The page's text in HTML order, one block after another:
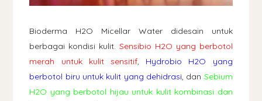
Bioderma H2O Micellar Water didesain untuk
berbagai kondisi kulit. Sensibio H2O yang berbotol
merah untuk kulit sensitif, Hydrobio H2O yang
berbotol biru untuk kulit yang dehidrasi, dan Sebium
H2O yang berbotol hijau untuk kulit kombinasi dan